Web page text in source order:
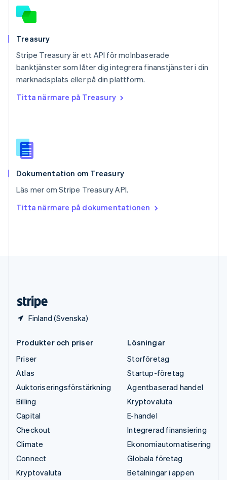
Treasury
Stripe Treasury är ett API för molnbaserade
banktjänster som låter dig integrera finanstjänster i din
marknadsplats eller på din plattform.
Titta närmare på Treasury
Dokumentation om Treasury
Läs mer om Stripe Treasury API.
Titta närmare på dokumentationen
Finland (Svenska)
Rumänien
English
Schweiz
Deutsch
Singapore
English简体中文
Slovakien
English
Slovenien
Storbritannien
English
Sverige
SvenskaEnglish
ไทยEnglish
English
Produkter och priser
Priser
Atlas
Auktoriseringsförstärkning
Billing
Capital
Checkout
Climate
Connect
Kryptovaluta
Lösningar
Storföretag
Startup-företag
Agentbaserad handel
Kryptovaluta
E-handel
Integrerad finansiering
Ekonomiautomatisering
Globala företag
Betalningar i appen